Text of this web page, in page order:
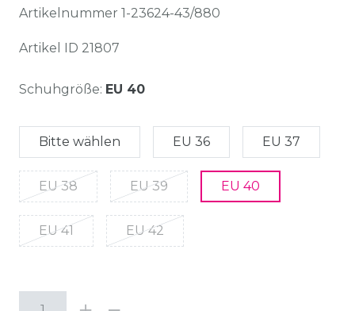
Artikelnummer 1-23624-43/880
Artikel ID 21807
Schuhgröße: EU 40
Bitte wählen EU 36 EU 37
EU 38 EU 39 EU 40
EU 41 EU 42